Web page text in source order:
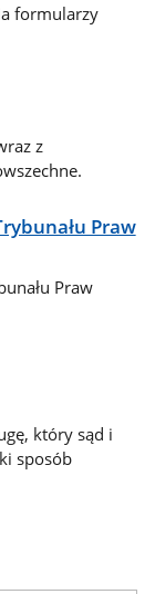
formularzy
z
Praw
Praw
który sąd i
sposób